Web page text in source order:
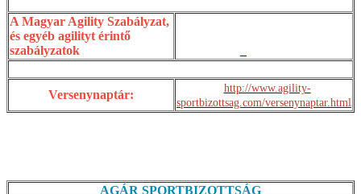
A Magyar Agility Szabályzat,
és egyéb agilityt érintő
szabályzatok
Versenynaptár:
http://www.agility-
sportbizottsag.com/versenynaptar.html
AGÁR SPORTBIZOTTSÁG